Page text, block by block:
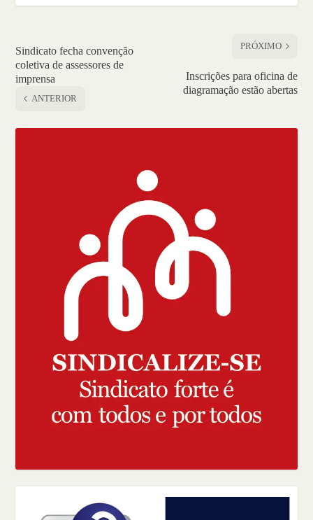
Sindicato fecha convenção
coletiva de assessores de
imprensa
ANTERIOR
PRÓXIMO
Inscrições para oficina de
diagramação estão abertas